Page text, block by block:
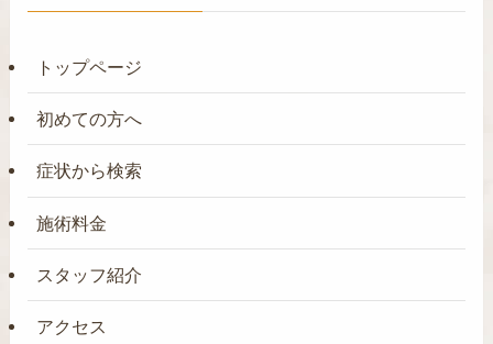
トップページ
初めての方へ
症状から検索
施術料金
スタッフ紹介
アクセス